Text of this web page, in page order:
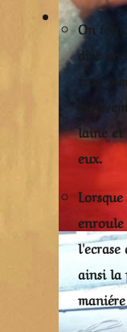
On
dire on
trop
laine et
eux.
l'ecrase
ainsi la